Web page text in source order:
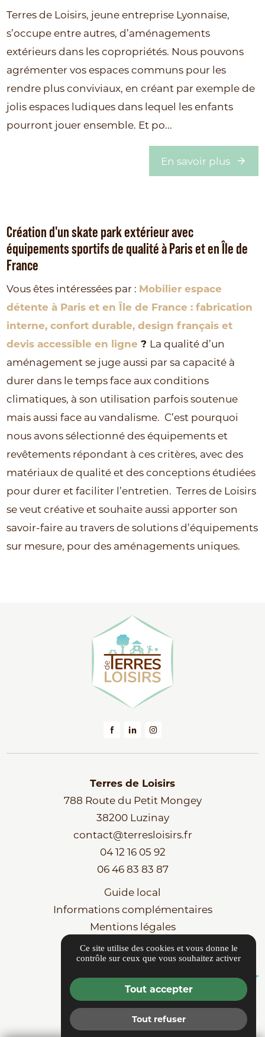
Terres de Loisirs, jeune entreprise Lyonnaise,
s’occupe entre autres, d’aménagements
extérieurs dans les copropriétés. Nous pouvons
agrémenter vos espaces communs pour les
rendre plus conviviaux, en créant par exemple de
jolis espaces ludiques dans lequel les enfants
pourront jouer ensemble. Et po...
En savoir plus
Création d'un skate park extérieur avec
équipements sportifs de qualité à Paris et en Île de
France
Vous êtes intéressées par : Mobilier espace
détente à Paris et en Île de France : fabrication
interne, confort durable, design français et
devis accessible en ligne ? La qualité d’un
aménagement se juge aussi par sa capacité à
durer dans le temps face aux conditions
climatiques, à son utilisation parfois soutenue
mais aussi face au vandalisme. C’est pourquoi
nous avons sélectionné des équipements et
revêtements répondant à ces critères, avec des
matériaux de qualité et des conceptions étudiées
pour durer et faciliter l’entretien.Terres de Loisirs
se veut créative et souhaite aussi apporter son
savoir-faire au travers de solutions d’équipements
sur mesure, pour des aménagements uniques.
Terres de Loisirs
788 Route du Petit Mongey
38200 Luzinay
contact@terresloisirs.fr
04 12 16 05 92
06 46 83 83 87
Guide local
Informations complémentaires
Mentions légales
Politique de confidentialité
Gestion des cookies
Ce site utilise des cookies et vous donne le
contrôle sur ceux que vous souhaitez activer
Tout accepter
Tout refuser